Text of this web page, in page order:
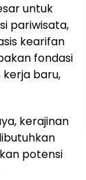
untuk
pariwisata,
kearifan
fondasi
baru,
kerajinan
potensi